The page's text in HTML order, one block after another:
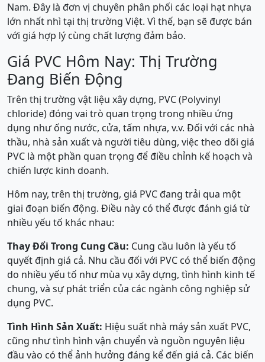
Nam. Đây là đơn vị chuyên phân phối các loại hạt nhựa
lớn nhất nhì tại thị trường Việt. Vì thế, bạn sẽ được bán
với giá hợp lý cùng chất lượng đảm bảo.
Giá PVC Hôm Nay: Thị Trường
Đang Biến Động
Trên thị trường vật liệu xây dựng, PVC (Polyvinyl
chloride) đóng vai trò quan trọng trong nhiều ứng
dụng như ống nước, cửa, tấm nhựa, v.v. Đối với các nhà
thầu, nhà sản xuất và người tiêu dùng, việc theo dõi giá
PVC là một phần quan trọng để điều chỉnh kế hoạch và
chiến lược kinh doanh.
Hôm nay, trên thị trường, giá PVC đang trải qua một
giai đoạn biến động. Điều này có thể được đánh giá từ
nhiều yếu tố khác nhau:
Thay Đổi Trong Cung Cầu: Cung cầu luôn là yếu tố
quyết định giá cả. Nhu cầu đối với PVC có thể biến động
do nhiều yếu tố như mùa vụ xây dựng, tình hình kinh tế
chung, và sự phát triển của các ngành công nghiệp sử
dụng PVC.
Tình Hình Sản Xuất: Hiệu suất nhà máy sản xuất PVC,
cũng như tình hình vận chuyển và nguồn nguyên liệu
đầu vào có thể ảnh hưởng đáng kể đến giá cả. Các biến